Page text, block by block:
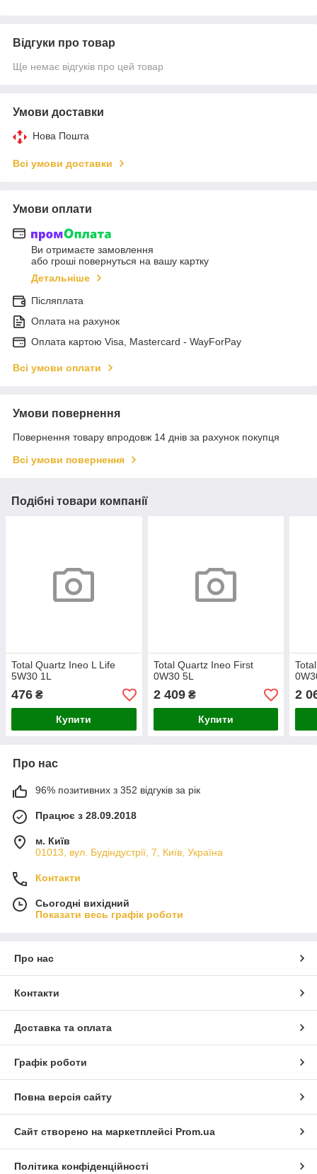
Відгуки про товар
Ще немає відгуків про цей товар
Умови доставки
Нова Пошта
Всі умови доставки
Умови оплати
Ви отримаєте замовлення
або гроші повернуться на вашу картку
Детальніше
Післяплата
Оплата на рахунок
Оплата картою Visa, Mastercard - WayForPay
Всі умови оплати
Умови повернення
Повернення товару впродовж 14 днів за рахунок покупця
Всі умови повернення
Подібні товари компанії
Total Quartz Ineo L Life
5W30 1L
476 ₴
Купити
Total Quartz Ineo First
0W30 5L
2 409₴
Купити
2
Про нас
96% позитивних з 352 відгуків за рік
Працює з 28.09.2018
м. Київ
01013, вул. Будіндустрії, 7, Київ, Україна
Контакти
Сьогодні вихідний
Показати весь графік роботи
Про нас
Контакти
Доставка та оплата
Графік роботи
Повна версія сайту
Сайт створено на маркетплейсі Prom.ua
Політика конфіденційності